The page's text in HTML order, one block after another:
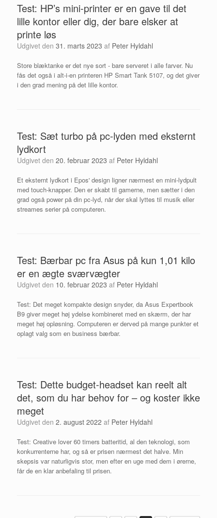
Test: HP’s mini-printer er en gave til det
lille kontor eller dig, der bare elsker at
printe løs
Udgivet den 31. marts 2023 af Peter Hyldahl
Store blæktanke er det nye sort - bare serveret i alle farver. Nu
fås det også i alt-i-en printeren HP Smart Tank 5107, og det giver
i den grad mening på det lille kontor.
Test: Sæt turbo på pc-lyden med eksternt
lydkort
Udgivet den 20. februar 2023 af Peter Hyldahl
Et eksternt lydkort i Epos' design ligner nærmest en mini-lydpult
med touch-knapper. Den er skabt til gamerne, men sætter i den
grad også power på din pc-lyd, når der skal lyttes til musik eller
streames serier på computeren.
Test: Bærbar pc fra Asus på kun 1,01 kilo
er en ægte sværvægter
Udgivet den 10. februar 2023 af Peter Hyldahl
Test: Det meget kompakte design snyder, da Asus Expertbook
B9 giver meget høj ydelse kombineret med en skærm, der har
meget høj opløsning. Computeren er derved på mange punkter et
oplagt valg som en business bærbar.
Test: Dette budget-headset kan reelt alt
det, som du har behov for – og koster ikke
meget
Udgivet den 2. august 2022 af Peter Hyldahl
Test: Creative lover 60 timers batteritid, al den teknologi, som
konkurrenterne har, og så er prisen nærmest det halve. Min
skepsis var naturligvis stor, men efter en uge med dem i ørerne,
får de en klar anbefaling til prisen.